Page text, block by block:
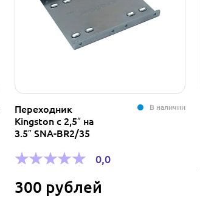
Переходник
Kingston с 2,5″ на
3.5″ SNA-BR2/35
В наличии
0,0
300 рублей